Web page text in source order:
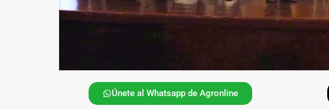
Únete al Whatsapp de Agronline